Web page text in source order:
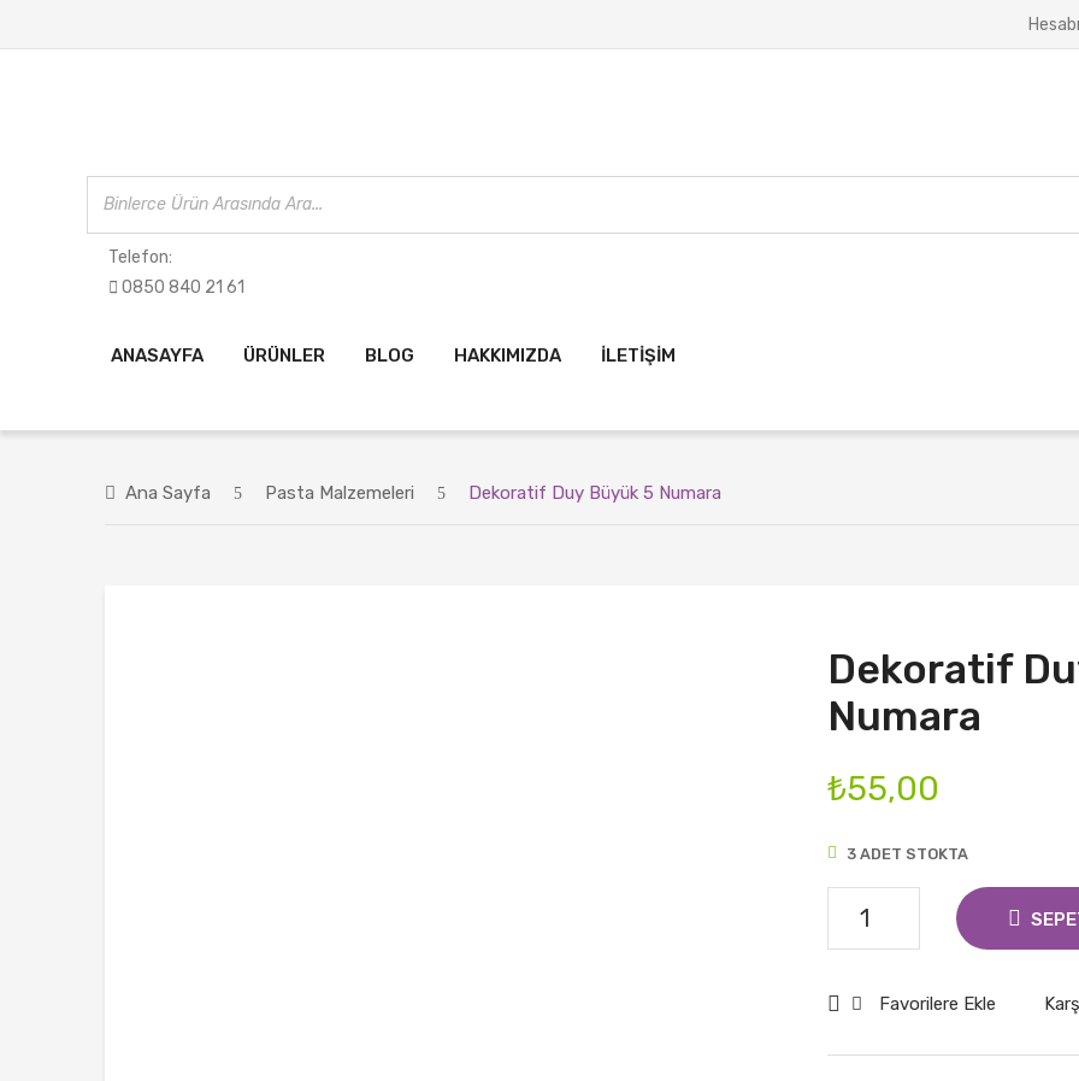
Telefon:
0850 840 21 61
ANASAYFA ÜRÜNLER BLOG HAKKIMIZDA İLETIŞIM
Ana Sayfa Pasta Malzemeleri Dekoratif Duy Büyük 5 Numara
Dekoratif
Numara
₺55,00
3 ADET STOKTA
Dekoratif
5
Favorilere Ekle